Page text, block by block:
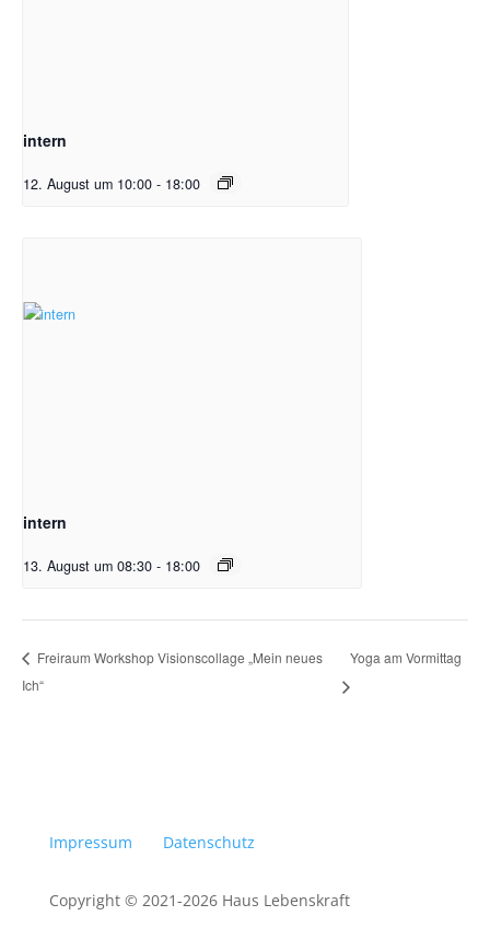
intern
12. August um 10:00 - 18:00
intern
13. August um 08:30 - 18:00
Freiraum Workshop Visionscollage „Mein neues
Ich“
Yoga am Vormittag
Impressum Datenschutz
Copyright © 2021-2026 Haus Lebenskraft